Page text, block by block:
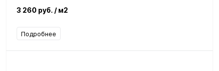
3 260 руб. / м2
Подробнее